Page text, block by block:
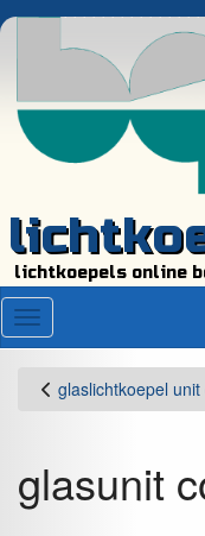
lichtkoepels online
Menu
glaslichtkoepel
glasunit